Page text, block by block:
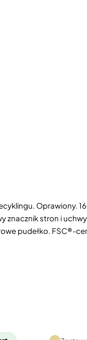
Oprawiony.
znacznik stron i
pudełko. FSC®-